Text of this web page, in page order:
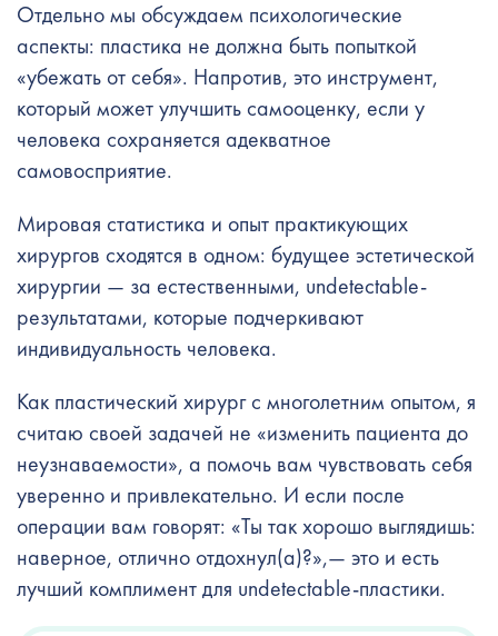
Отдельно мы обсуждаем психологические
аспекты: пластика не должна быть попыткой
«убежать от себя». Напротив, это инструмент,
который может улучшить самооценку, если у
человека сохраняется адекватное
самовосприятие.
Мировая статистика и опыт практикующих
хирургов сходятся в одном: будущее эстетической
хирургии — за естественными, undetectable-
результатами, которые подчеркивают
индивидуальность человека.
Как пластический хирург с многолетним опытом, я
считаю своей задачей не «изменить пациента до
неузнаваемости», а помочь вам чувствовать себя
уверенно и привлекательно. И если после
операции вам говорят: «Ты так хорошо выглядишь:
наверное, отлично отдохнул(а)?»,— это и есть
лучший комплимент для undetectable-пластики.